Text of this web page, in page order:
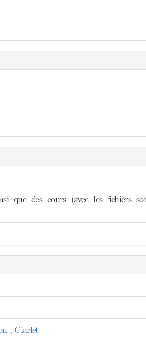
que des cours (avec les fichiers
, Ciarlet